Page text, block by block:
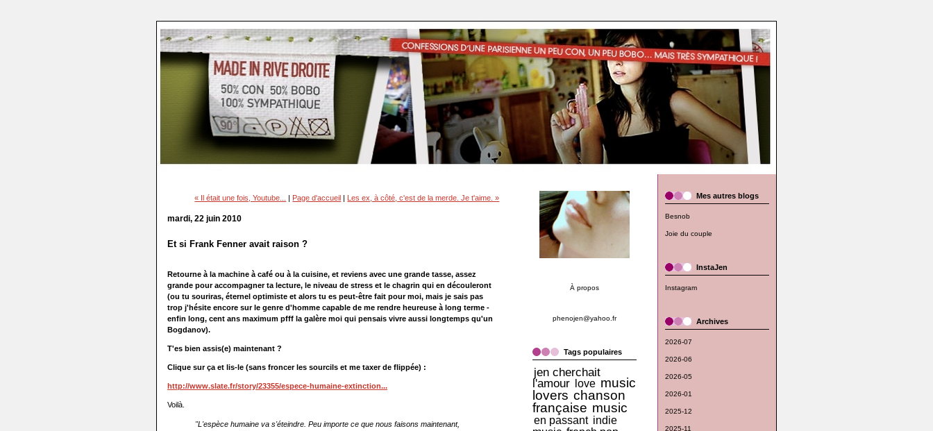
« Il était une fois, Youtube... | Page d'accueil | Les ex, à côté, c'est de la merde. Je t'aime. »
mardi, 22 juin 2010
Et si Frank Fenner avait raison ?
Retourne à la machine à café ou à la cuisine, et reviens avec une grande tasse, assez
grande pour accompagner ta lecture, le niveau de stress et le chagrin qui en découleront
(ou tu souriras, éternel optimiste et alors tu es peut-être fait pour moi, mais je sais pas
trop j'hésite encore sur le genre d'homme capable de me rendre heureuse à long terme -
enfin long, cent ans maximum pfff la galère moi qui pensais vivre aussi longtemps qu'un
Bogdanov).
T'es bien assis(e) maintenant ?
Clique sur ça et lis-le (sans froncer les sourcils et me taxer de flippée) :
http://www.slate.fr/story/23355/espece-humaine-extinction...
Voilà.
"L'espèce humaine va s'éteindre. Peu importe ce que nous faisons maintenant,
À propos
phenojen@yahoo.fr
Tags populaires
jen cherchait
l'amour
love music
lovers chanson
française music
en passant indie
Mes autres blogs
Besnob
Joie du couple
InstaJen
Instagram
Archives
2026-07
2026-06
2026-05
2026-01
2025-12
2025-11